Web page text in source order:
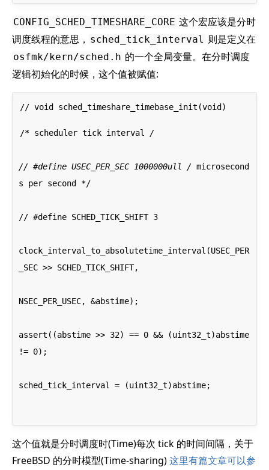
CONFIG_SCHED_TIMESHARE_CORE 这个宏应该是分时
调度线程的意思， sched_tick_interval 则是定义在
osfmk/kern/sched.h 的一个全局变量。在分时调度
逻辑初始化的时候，这个值被赋值:
/* scheduler tick interval /
// #define USEC_PER_SEC 1000000ull / microsecond
s per second */
// #define SCHED_TICK_SHIFT 3
clock_interval_to_absolutetime_interval(USEC_PER
_SEC >> SCHED_TICK_SHIFT,
NSEC_PER_USEC, &abstime);
assert((abstime >> 32) == 0 && (uint32_t)abstime
!= 0);
sched_tick_interval = (uint32_t)abstime;
这个值就是分时调度时(Time)每次 tick 的时间间隔，关于
FreeBSD 的分时模型(Time-sharing)这里有篇文章可以参